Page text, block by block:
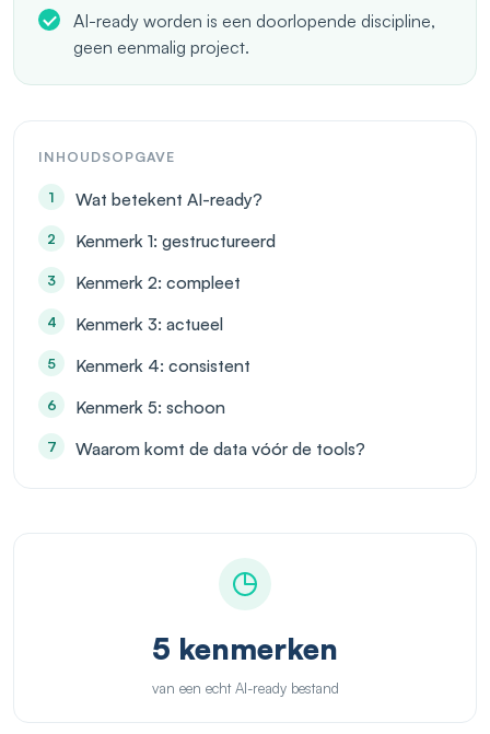
AI-ready worden is een doorlopende discipline,
geen eenmalig project.
INHOUDSOPGAVE
Wat betekent AI-ready?
Kenmerk 1: gestructureerd
Kenmerk 2: compleet
Kenmerk 3: actueel
Kenmerk 4: consistent
Kenmerk 5: schoon
Waarom komt de data vóór de tools?
5 kenmerken
van een echt AI-ready bestand